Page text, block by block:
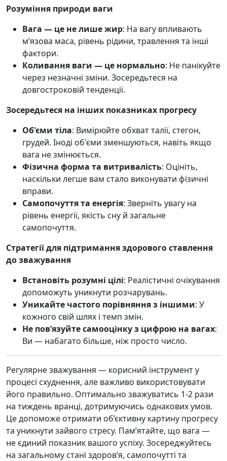
Розуміння природи ваги
Вага — це не лише жир: На вагу впливають
м’язова маса, рівень рідини, травлення та інші
фактори.
Коливання ваги — це нормально: Не панікуйте
через незначні зміни. Зосередьтеся на
довгостроковій тенденції.
Зосередьтеся на інших показниках прогресу
Об'єми тіла: Вимірюйте обхват талії, стегон,
грудей. Іноді об'єми зменшуються, навіть якщо
вага не змінюється.
Фізична форма та витривалість: Оцініть,
наскільки легше вам стало виконувати фізичні
вправи.
Самопочуття та енергія: Зверніть увагу на
рівень енергії, якість сну й загальне
самопочуття.
Стратегії для підтримання здорового ставлення
до зважування
Встановіть розумні цілі: Реалістичні очікування
допоможуть уникнути розчарувань.
Уникайте частого порівняння з іншими: У
кожного свій шлях і темп змін.
Не пов’язуйте самооцінку з цифрою на вагах:
Ви — набагато більше, ніж просто число.
Регулярне зважування — корисний інструмент у
процесі схуднення, але важливо використовувати
його правильно. Оптимально зважуватись 1-2 рази
на тиждень вранці, дотримуючись однакових умов.
Це допоможе отримати об’єктивну картину прогресу
та уникнути зайвого стресу. Пам’ятайте, що вага —
не єдиний показник вашого успіху. Зосереджуйтесь
на загальному стані здоров’я, самопочутті та